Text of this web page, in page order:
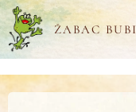
ŽABAC BUBI